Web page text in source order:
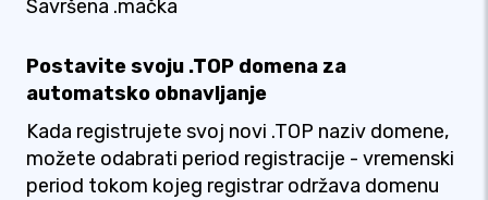
Savršena .mačka
Postavite svoju .TOP domena za
automatsko obnavljanje
Kada registrujete svoj novi .TOP naziv domene,
možete odabrati period registracije - vremenski
period tokom kojeg registrar održava domenu